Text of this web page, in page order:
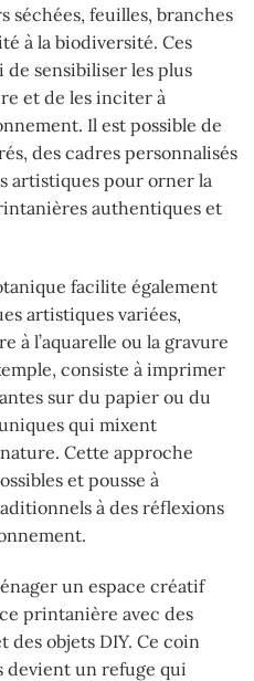
séchées, feuilles, branches
à la biodiversité. Ces
sensibiliser les plus
et de les inciter à
Il est possible de
des cadres personnalisés
artistiques pour orner la
authentiques et
facilite également
artistiques variées,
à l’aquarelle ou la gravure
consiste à imprimer
sur du papier ou du
qui mixent
Cette approche
et pousse à
à des réflexions
un espace créatif
printanière avec des
des objets DIY. Ce coin
devient un refuge qui